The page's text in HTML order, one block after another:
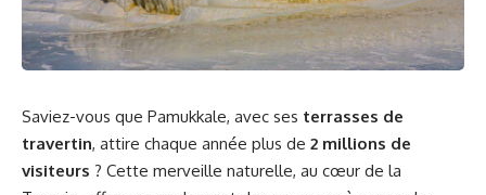
Saviez-vous que Pamukkale, avec ses terrasses de
travertin, attire chaque année plus de 2 millions de
visiteurs ? Cette merveille naturelle, au cœur de la